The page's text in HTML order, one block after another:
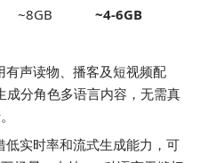
~8GB ~4-6GB
有声读物、播客及短视频配
分角色多语言内容，无需真
低实时率和流式生成能力，可